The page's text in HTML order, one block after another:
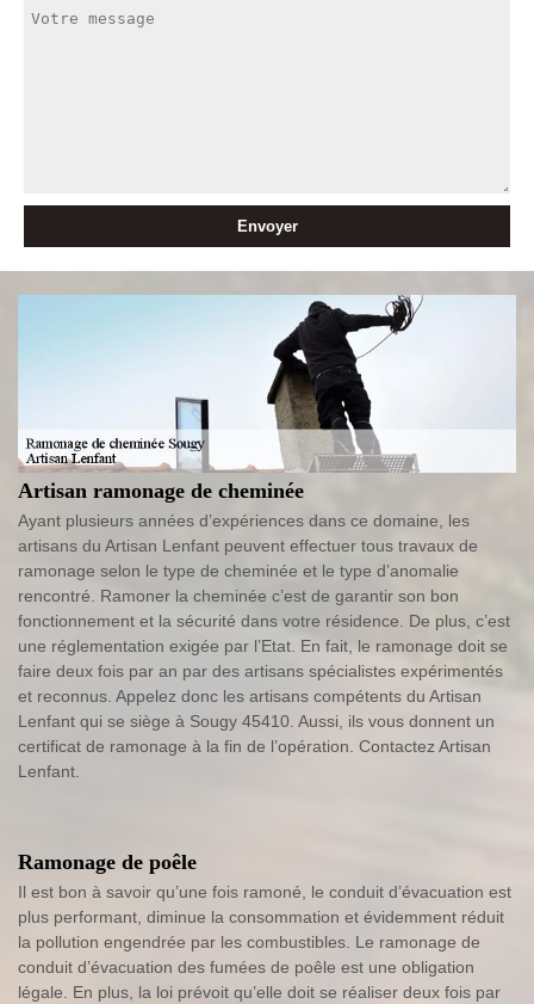
Artisan ramonage de cheminée
Ayant plusieurs années d’expériences dans ce domaine, les
artisans du Artisan Lenfant peuvent effectuer tous travaux de
ramonage selon le type de cheminée et le type d’anomalie
rencontré. Ramoner la cheminée c’est de garantir son bon
fonctionnement et la sécurité dans votre résidence. De plus, c’est
une réglementation exigée par l’Etat. En fait, le ramonage doit se
faire deux fois par an par des artisans spécialistes expérimentés
et reconnus. Appelez donc les artisans compétents du Artisan
Lenfant qui se siège à Sougy 45410. Aussi, ils vous donnent un
certificat de ramonage à la fin de l’opération. Contactez Artisan
Lenfant.
Ramonage de poêle
Il est bon à savoir qu’une fois ramoné, le conduit d’évacuation est
plus performant, diminue la consommation et évidemment réduit
la pollution engendrée par les combustibles. Le ramonage de
conduit d’évacuation des fumées de poêle est une obligation
légale. En plus, la loi prévoit qu’elle doit se réaliser deux fois par